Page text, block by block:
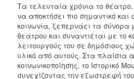
2016
2015
2012
2011
Τα τελευταία χρόνια το
να αποκτήσει πιο σημαντικό
κοινωνία, ξεπερνάει τα σύνορα
θεάτρου και συναντιέται με το
λειτουργούς του σε δημόσιους
υλικό από αυτούς. Στα πλαίσια
κοινωνικοποίησης, το Ιστορικό
συνεχίζοντας την εξωστρεφή